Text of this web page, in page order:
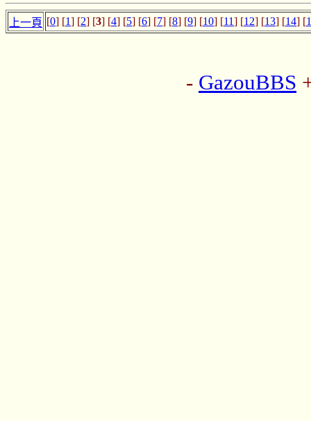
上一頁 [0] [1] [2] [3] [4] [5] [6] [7] [8] [9] [10] [11] [12] [13] [14] [
- GazouBBS